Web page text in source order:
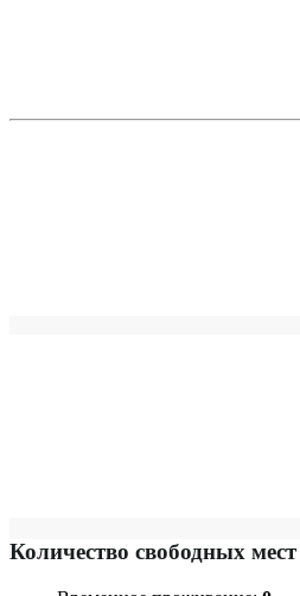
Количество свободных мест